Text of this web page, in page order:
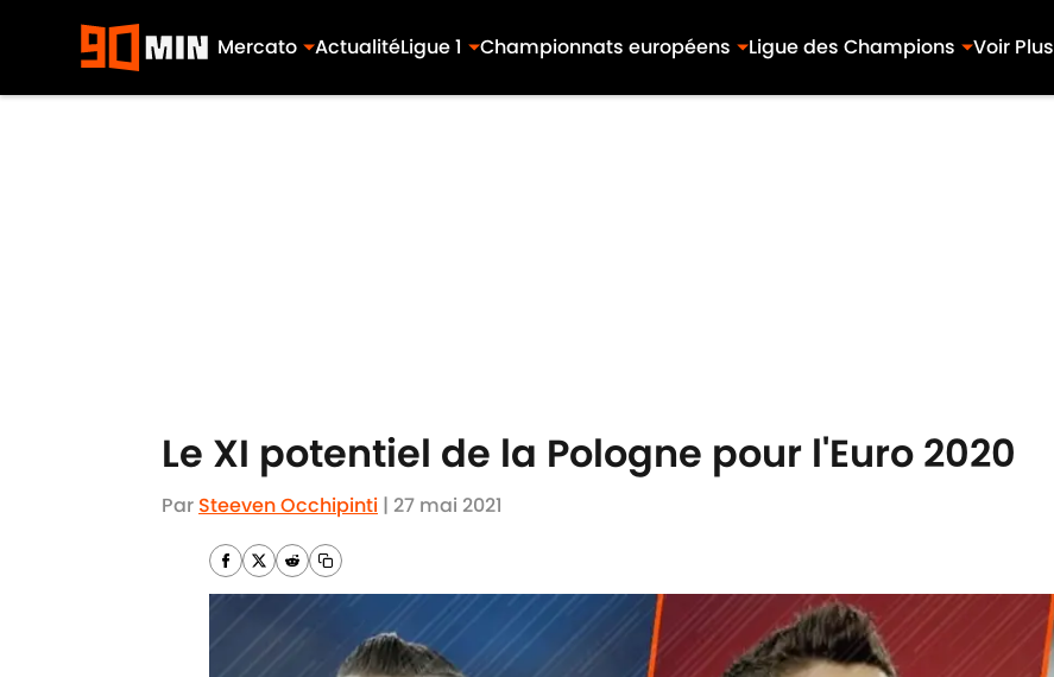
Mercato ActualitéLigue 1 Championnats européens Ligue des Champions Voir Plus
Le XI potentiel de la Pologne pour l'Euro 2020
Par Steeven Occhipinti | 27 mai 2021